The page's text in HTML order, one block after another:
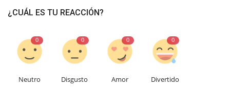
¿CUÁL ES TU REACCIÓN?
0
Neutro
0
Disgusto
0
Amor
0
Divertido